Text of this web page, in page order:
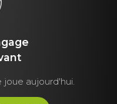
joue aujourd'hui.